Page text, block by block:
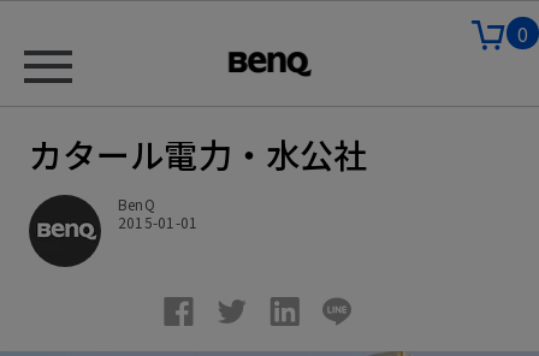
0
カタール電力・水公社
BenQ
2015-01-01